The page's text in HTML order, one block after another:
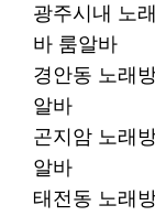
광주시내 노
바 룸알바
경안동 노래
알바
곤지암 노래
알바
태전동 노래